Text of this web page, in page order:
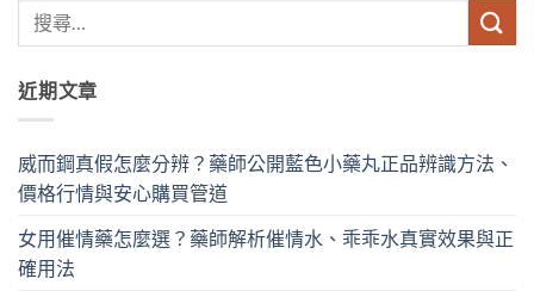
近期文章
威而鋼真假怎麼分辨？藥師公開藍色小藥丸正品辨識方法、
價格行情與安心購買管道
女用催情藥怎麼選？藥師解析催情水、乖乖水真實效果與正
確用法